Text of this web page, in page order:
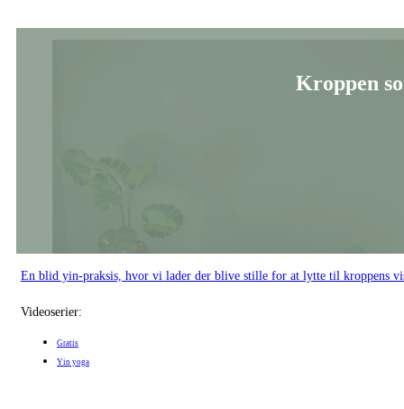
Kroppen
En blid yin-praksis, hvor vi lader der blive stille for at lytte til kroppens
Videoserier:
Gratis
Yin yoga